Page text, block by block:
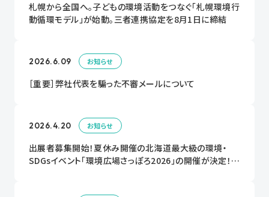
札幌から全国へ。子どもの環境活動をつなぐ「札幌環境行
動循環モデル」が始動。三者連携協定を8月1日に締結
2026.6.09 お知らせ
［重要］弊社代表を騙った不審メールについて
2026.4.20 お知らせ
出展者募集開始！夏休み開催の北海道最大級の環境・
SDGsイベント「環境広場さっぽろ2026」の開催が決定！出